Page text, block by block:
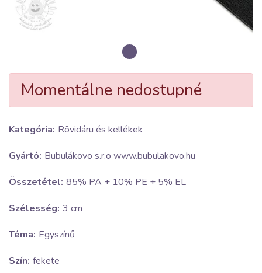
Momentálne nedostupné
Kategória: Rövidáru és kellékek
Gyártó: Bubulákovo s.r.o www.bubulakovo.hu
Összetétel: 85% PA + 10% PE + 5% EL
Szélesség: 3 cm
Téma: Egyszínű
Szín: fekete